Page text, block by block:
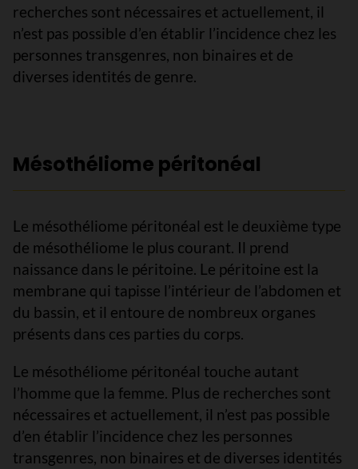
recherches sont nécessaires et actuellement, il
n’est pas possible d’en établir l’incidence chez les
personnes transgenres, non binaires et de
diverses identités de genre.
Mésothéliome péritonéal
Le mésothéliome péritonéal est le deuxième type
de mésothéliome le plus courant. Il prend
naissance dans le péritoine. Le péritoine est la
membrane qui tapisse l’intérieur de l’abdomen et
du bassin, et il entoure de nombreux organes
présents dans ces parties du corps.
Le mésothéliome péritonéal touche autant
l’homme que la femme. Plus de recherches sont
nécessaires et actuellement, il n’est pas possible
d’en établir l’incidence chez les personnes
transgenres, non binaires et de diverses identités